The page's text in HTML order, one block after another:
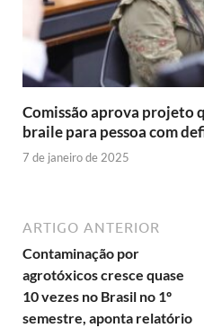
Comissão aprova projeto
braile para pessoa com
7 de janeiro de 2025
ARTIGO ANTERIOR
Contaminação por
agrotóxicos cresce quase
10 vezes no Brasil no 1º
semestre, aponta relatório